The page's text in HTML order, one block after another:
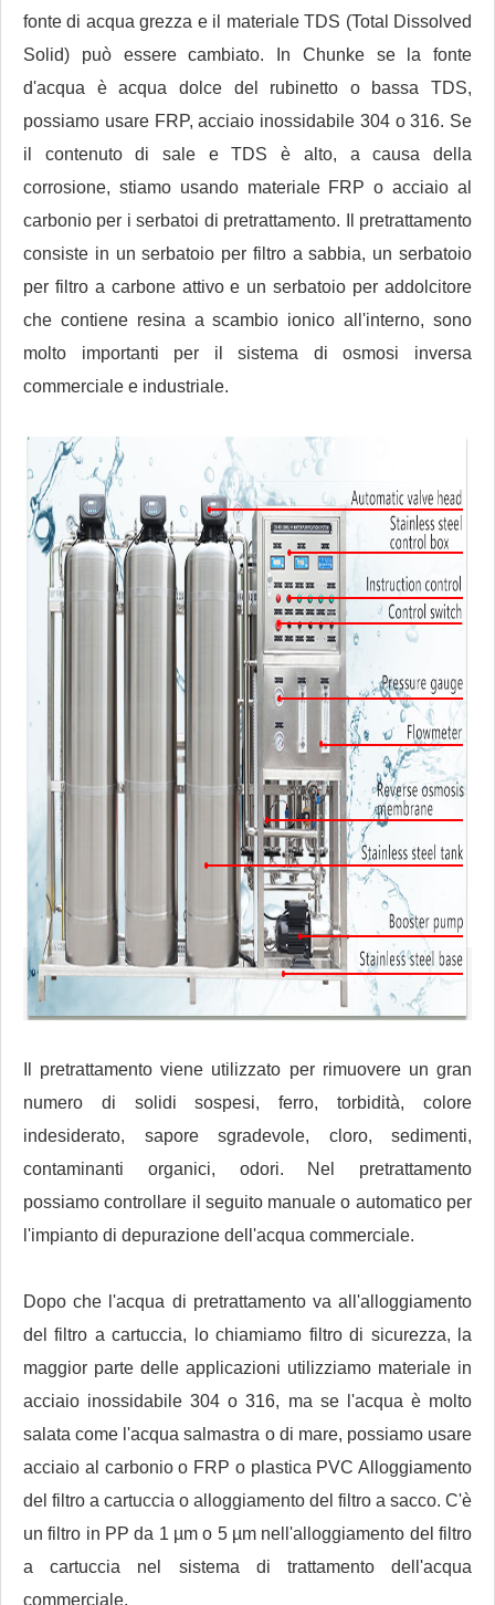
fonte di acqua grezza e il materiale TDS (Total Dissolved
Solid) può essere cambiato. In Chunke se la fonte
d'acqua è acqua dolce del rubinetto o bassa TDS,
possiamo usare FRP, acciaio inossidabile 304 o 316. Se
il contenuto di sale e TDS è alto, a causa della
corrosione, stiamo usando materiale FRP o acciaio al
carbonio per i serbatoi di pretrattamento. Il pretrattamento
consiste in un serbatoio per filtro a sabbia, un serbatoio
per filtro a carbone attivo e un serbatoio per addolcitore
che contiene resina a scambio ionico all'interno, sono
molto importanti per il sistema di osmosi inversa
commerciale e industriale.
Il pretrattamento viene utilizzato per rimuovere un gran
numero di solidi sospesi, ferro, torbidità, colore
indesiderato, sapore sgradevole, cloro, sedimenti,
contaminanti organici, odori. Nel pretrattamento
possiamo controllare il seguito manuale o automatico per
l'impianto di depurazione dell'acqua commerciale.
Dopo che l'acqua di pretrattamento va all'alloggiamento
del filtro a cartuccia, lo chiamiamo filtro di sicurezza, la
maggior parte delle applicazioni utilizziamo materiale in
acciaio inossidabile 304 o 316, ma se l'acqua è molto
salata come l'acqua salmastra o di mare, possiamo usare
acciaio al carbonio o FRP o plastica PVC Alloggiamento
del filtro a cartuccia o alloggiamento del filtro a sacco. C'è
un filtro in PP da 1 µm o 5 µm nell'alloggiamento del filtro
a cartuccia nel sistema di trattamento dell'acqua
commerciale.